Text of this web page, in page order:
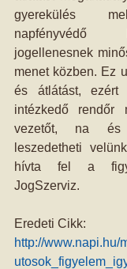
gyerekülés
jogellenesnek
menet közben. Ez
és átlátást, ezért
intézkedő rendőr
vezetőt, na és
leszedetheti
hívta fel a
JogSzerviz.
Eredeti Cikk:
http://www.napi.hu/